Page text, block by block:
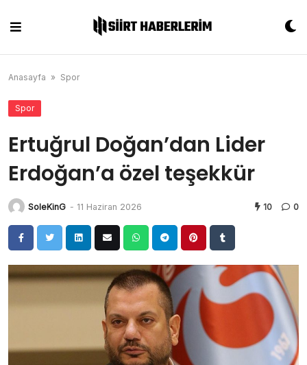
content
Anasayfa » Spor
Spor
Ertuğrul Doğan’dan Lider
Erdoğan’a özel teşekkür
SoleKinG - 11 Haziran 2026 10 0